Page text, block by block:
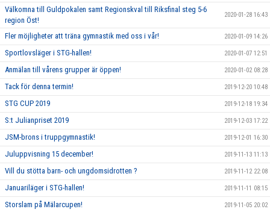
Välkomna till Guldpokalen samt Regionskval till Riksfinal steg 5-6
region Öst!
2020-01-28 16:43
Fler möjligheter att träna gymnastik med oss i vår! 2020-01-09 14:26
Sportlovsläger i STG-hallen! 2020-01-07 12:51
Anmälan till vårens grupper är öppen! 2020-01-02 08:28
Tack för denna termin! 2019-12-20 10:48
STG CUP 2019 2019-12-18 19:34
S:t Julianpriset 2019 2019-12-03 17:22
JSM-brons i truppgymnastik! 2019-12-01 16:30
Juluppvisning 15 december! 2019-11-13 11:13
Vill du stötta barn- och ungdomsidrotten ? 2019-11-12 22:08
Januariläger i STG-hallen! 2019-11-11 08:15
Storslam på Mälarcupen! 2019-11-05 20:02